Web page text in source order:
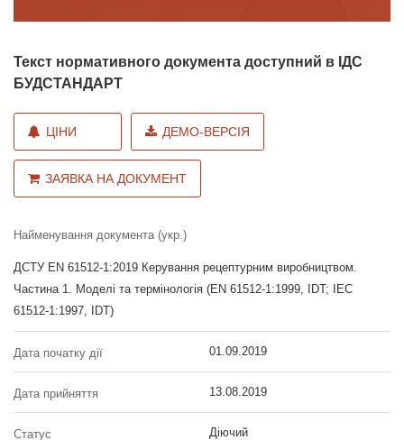
Текст нормативного документа доступний в ІДС
БУДСТАНДАРТ
ЦІНИ ДЕМО-ВЕРСІЯ
ЗАЯВКА НА ДОКУМЕНТ
Найменування документа (укр.)
ДСТУ EN 61512-1:2019 Керування рецептурним виробництвом.
Частина 1. Моделі та термінологія (EN 61512-1:1999, IDT; IEC
61512-1:1997, IDT)
Дата початку дії 01.09.2019
Дата прийняття 13.08.2019
Статус Діючий